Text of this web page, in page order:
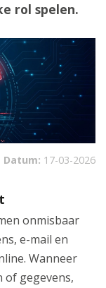
rol spelen.
Datum: 17-03-2026
onmisbaar
e-mail en
Wanneer
of gegevens,